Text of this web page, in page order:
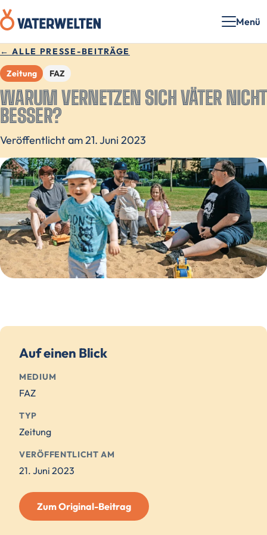
Menü
← ALLE PRESSE-BEITRÄGE
Zeitung FAZ
WARUM VERNETZEN SICH VÄTER NICHT
BESSER?
Veröffentlicht am 21. Juni 2023
Auf einen Blick
MEDIUM
FAZ
TYP
Zeitung
VERÖFFENTLICHT AM
21. Juni 2023
Zum Original-Beitrag
(öffnet
externe